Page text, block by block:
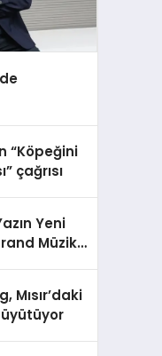
“Köpeğini
çağrısı
Yeni
Müzik
Mısır’daki